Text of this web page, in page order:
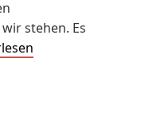
stehen. Es